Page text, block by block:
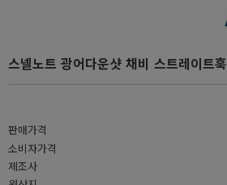
스넬노트 광어다운샷 채비 스트레이트훅
판매가격
소비자가격
제조사